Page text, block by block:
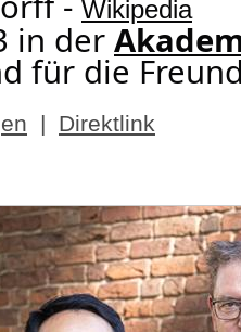
Wikipedia
in der
für die
| Direktlink